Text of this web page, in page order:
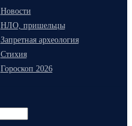
Новости
НЛО, пришельцы
Запретная археология
Стихия
Гороскоп 2026